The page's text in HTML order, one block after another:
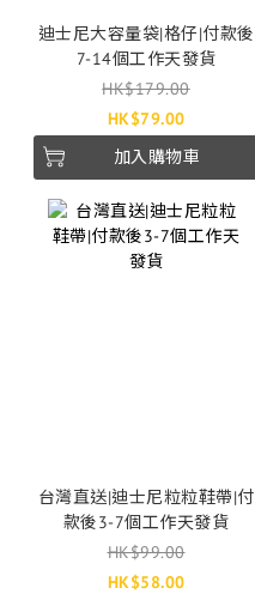
迪士尼大容量袋|格仔|付款後
7-14個工作天發貨
HK$179.00
HK$79.00
加入購物車
台灣直送|迪士尼粒粒鞋帶|付
款後3-7個工作天發貨
HK$99.00
HK$58.00